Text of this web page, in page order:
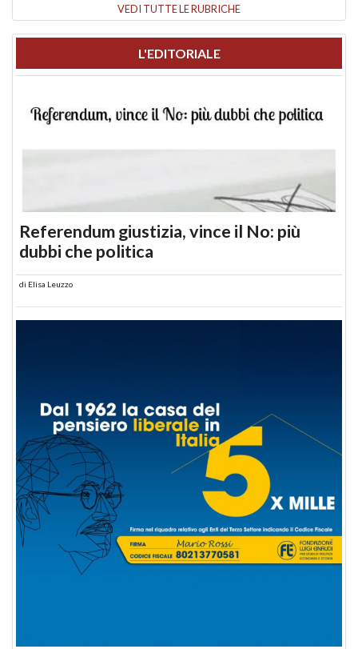
VEDI TUTTE LE RUBRICHE
L'EDITORIALE
Referendum giustizia, vince il No: più
dubbi che politica
di Elisa Leuzzo